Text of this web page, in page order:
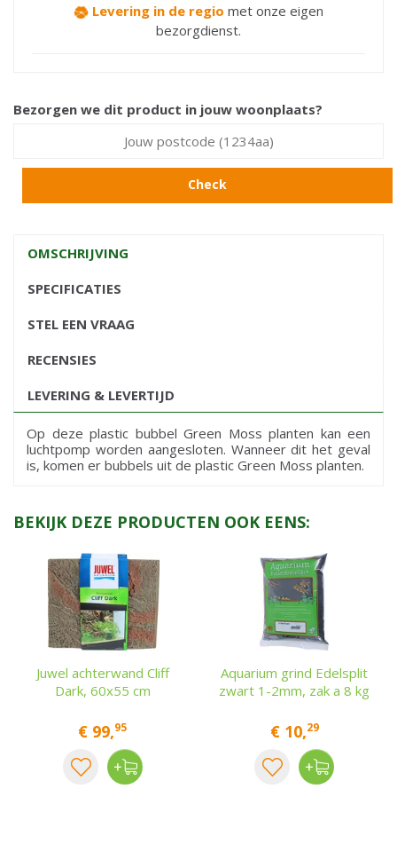
Levering in de regio met onze eigen
bezorgdienst.
Bezorgen we dit product in jouw woonplaats?
Check
OMSCHRIJVING
SPECIFICATIES
STEL EEN VRAAG
RECENSIES
LEVERING & LEVERTIJD
Op deze plastic bubbel Green Moss planten kan een
luchtpomp worden aangesloten. Wanneer dit het geval
is, komen er bubbels uit de plastic Green Moss planten.
BEKIJK DEZE PRODUCTEN OOK EENS:
Juwel achterwand Cliff
Dark, 60x55 cm
€ 99,95
Aquarium grind Edelsplit
zwart 1-2mm, zak a 8 kg
€ 10,29